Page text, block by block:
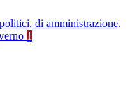
di amministrazione,
1